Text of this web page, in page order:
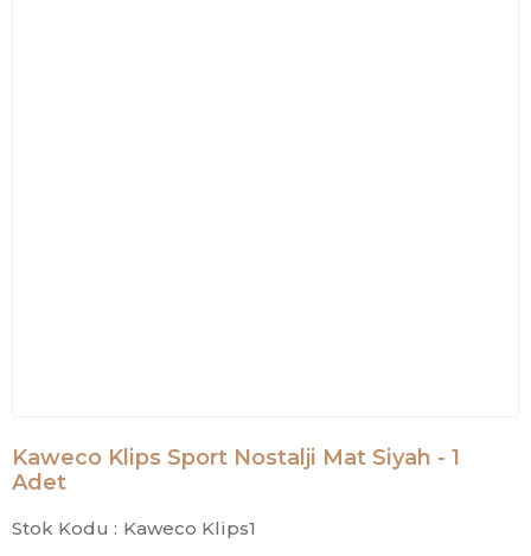
Kaweco Klips Sport Nostalji Mat Siyah - 1
Adet
Stok Kodu : Kaweco Klips1